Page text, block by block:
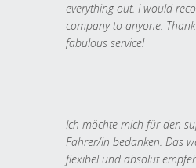
everything out. I would
company to anyone.
fabulous service!
Ich möchte mich für den
Fahrer/in bedanken. Das
flexibel und absolut